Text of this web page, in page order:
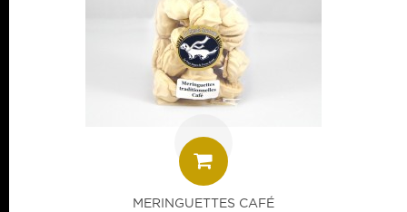
MERINGUETTES CAFÉ